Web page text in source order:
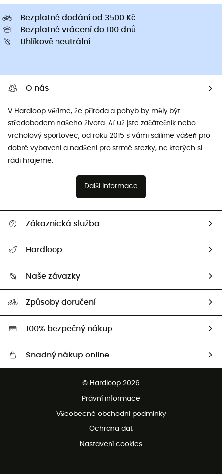
Bezplatné dodání od 3500 Kč
Bezplatné vrácení do 100 dnů
Uhlíkově neutrální
O nás
V Hardloop věříme, že příroda a pohyb by měly být
středobodem našeho života. Ať už jste začátečník nebo
vrcholový sportovec, od roku 2015 s vámi sdílíme vášeň pro
dobré vybavení a nadšení pro strmé stezky, na kterých si
rádi hrajeme.
Další informace
Zákaznická služba
Vrácení zboží a peněz
Hardloop
Naši Ambasadoři
Naše závazky
Second hand
Způsoby doručení
100% bezpečný nákup
Snadný nákup online
Bezplatná zákaznická služba
© Hardloop 2026
Právní informace
Všeobecné obchodní podmínky
Ochrana dat
Nastavení cookies